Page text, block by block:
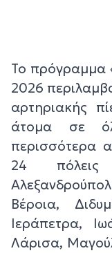
Το
2026
αρτηριακής
άτομα σε
περισσότερα
24 πόλεις
Βέροια,
Ιεράπετρα,
Λάρισα,